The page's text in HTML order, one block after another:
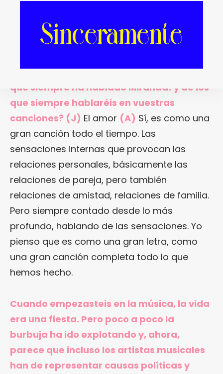
pasándonos música entre nosotros… Es lo
¿Cuáles diríais que son los temas de los
que siempre ha hablado Miranda! y de los
que siempre hablaréis en vuestras
canciones? (J) El amor (A) Sí, es como una
gran canción todo el tiempo. Las
sensaciones internas que provocan las
relaciones personales, básicamente las
relaciones de pareja, pero también
relaciones de amistad, relaciones de familia.
Pero siempre contado desde lo más
profundo, hablando de las sensaciones. Yo
pienso que es como una gran letra, como
una gran canción completa todo lo que
hemos hecho.
Cuando empezasteis en la música, la vida
era una fiesta. Pero poco a poco la
burbuja ha ido explotando y, ahora,
parece que incluso los artistas musicales
han de representar causas políticas y